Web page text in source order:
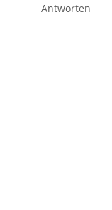
Antworten